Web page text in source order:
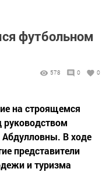
футбольном
578 0 0
на строящемся
руководством
Абдулловны. В ходе
представители
и туризма